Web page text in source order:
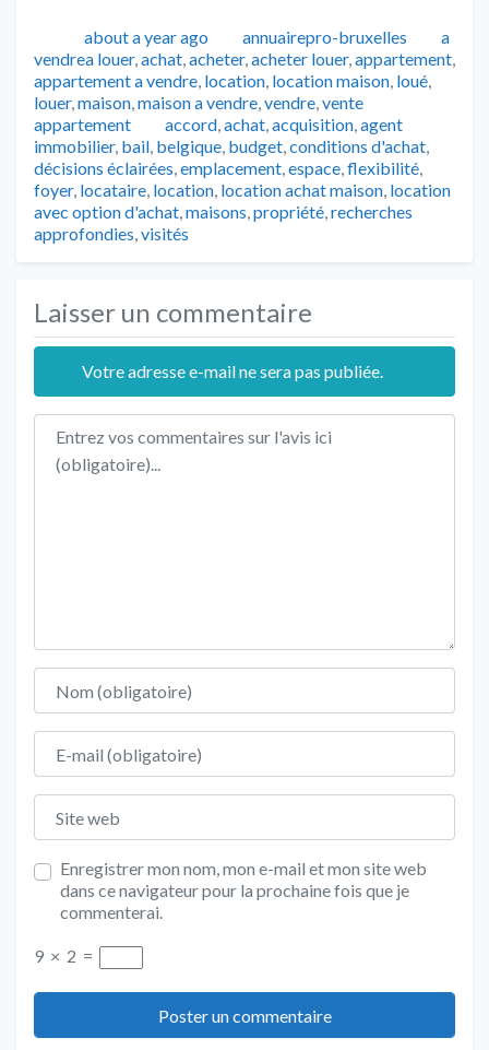
Publié
about a year ago Auteur
annuairepro-bruxelles
a
vendrea louer,achat,acheter,acheter louer,appartement,
appartement a vendre, location, location maison, loué,
louer,maison,maison a vendre,vendre,vente
appartement
Tags
accord,achat,acquisition,agent
immobilier, bail, belgique, budget,conditions d'achat,
décisions éclairées,emplacement,espace,flexibilité,
foyer, locataire, location, location achat maison, location
avec option d'achat,maisons,propriété,recherches
approfondies,visités
Laisser un commentaire
Votre adresse e-mail ne sera pas publiée.
Texte de l'avis
Nom
E-mail
Site web
Enregistrer mon nom, mon e-mail et mon site web
dans ce navigateur pour la prochaine fois que je
commenterai.
9 × 2 =